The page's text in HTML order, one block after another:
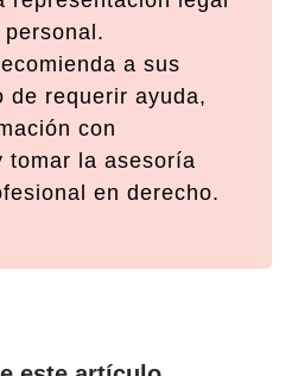
a sus
de requerir ayuda,
con
tomar la asesoría
en derecho.